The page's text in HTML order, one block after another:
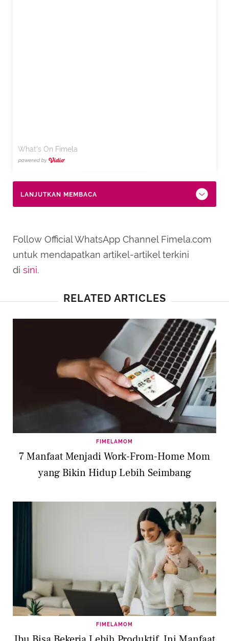
What's On Fimela
powered by
LANJUTKAN MEMBACA
Follow Official WhatsApp Channel Fimela.com
untuk mendapatkan artikel-artikel terkini
di sini.
RELATED ARTICLES
FIMELAMOM
7 Manfaat Menjadi Work-From-Home Mom
yang Bikin Hidup Lebih Seimbang
FIMELAMOM